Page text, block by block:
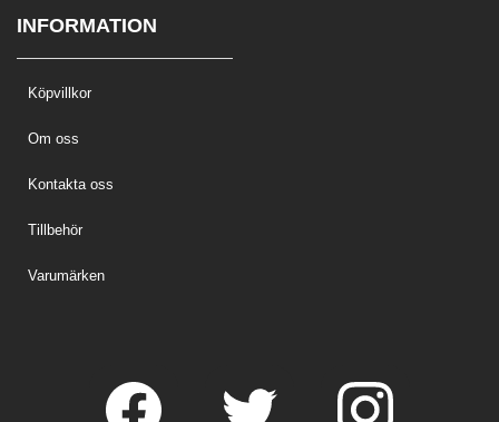
INFORMATION
Köpvillkor
Om oss
Kontakta oss
Tillbehör
Varumärken